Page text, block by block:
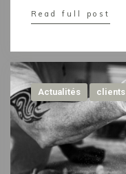
Read full post
Actualités clients